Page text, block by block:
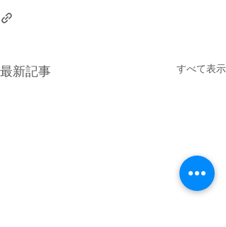
最新記事 すべて表示